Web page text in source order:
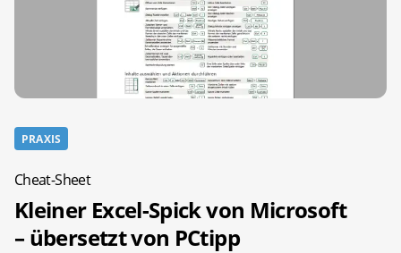
PRAXIS
Cheat-Sheet
Kleiner Excel-Spick von Microsoft
– übersetzt von PCtipp